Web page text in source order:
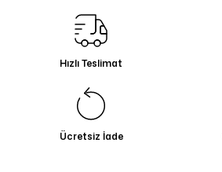
Hızlı Teslimat
Ücretsiz İade